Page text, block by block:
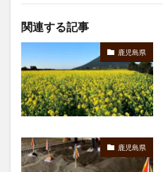
関連する記事
鹿児島県
鹿児島県